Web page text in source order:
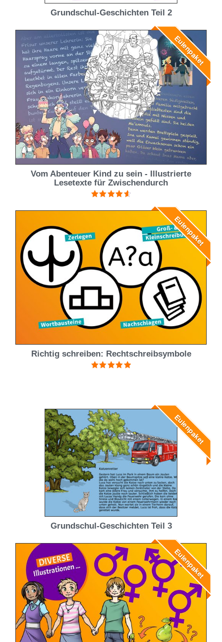
Grundschul-Geschichten Teil 2
Eulenpaket
Vom Abenteuer Kind zu sein - Illustrierte
Lesetexte für Zwischendurch
mit4.67
Eulenpaket
Richtig schreiben: Rechtschreibsymbole
Eulenpaket
Grundschul-Geschichten Teil 3
Eulenpaket